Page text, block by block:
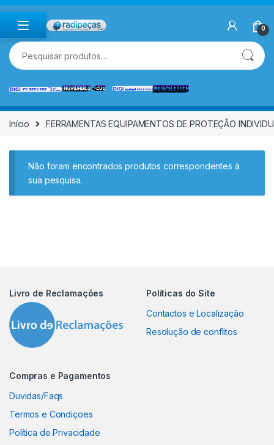
Skip to navigation
Skip to content
0
Pesquisar por:
Início FERRAMENTAS EQUIPAMENTOS DE PROTEÇÃO
Não foram encontrados produtos correspondentes à
sua pesquisa.
Livro de Reclamações
Políticas do Site
Contactos e Localização
Resolução de conflitos
Compras e Pagamentos
Duvidas/Faqs
Termos e Condiçoes
Política de Privacidade